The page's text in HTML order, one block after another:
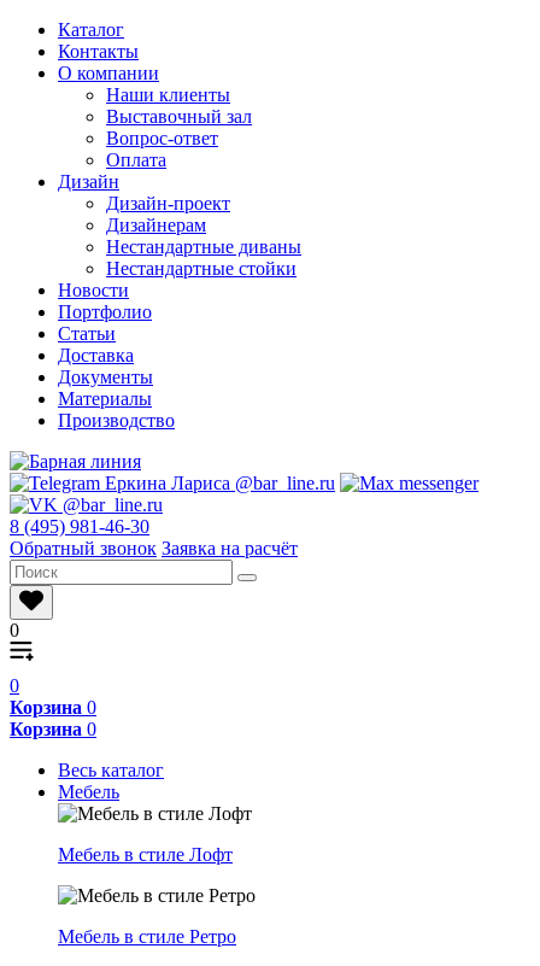
Каталог
Контакты
О компании
Наши клиенты
Выставочный зал
Вопрос-ответ
Оплата
Дизайн
Дизайн-проект
Дизайнерам
Нестандартные диваны
Нестандартные стойки
Новости
Портфолио
Статьи
Доставка
Документы
Материалы
Производство
8 (495) 981-46-30
Обратный звонок Заявка на расчёт
0
0
Корзина 0
Корзина 0
Весь каталог
Мебель
Мебель в стиле Лофт
Мебель в стиле Ретро